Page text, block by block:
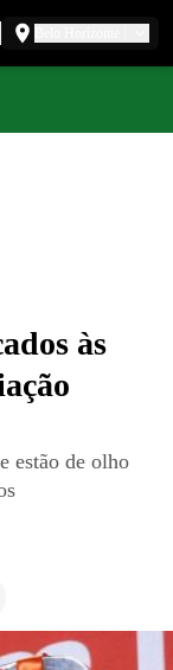
às
estão de olho